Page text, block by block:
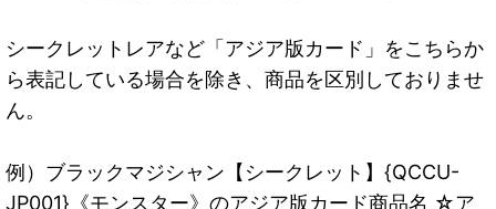
シークレットレアなど「アジア版カード」をこちらか
ら表記している場合を除き、商品を区別しておりませ
ん。
例）ブラックマジシャン【シークレット】{QCCU-
JP001}《モンスター》のアジア版カード商品名 ☆ア